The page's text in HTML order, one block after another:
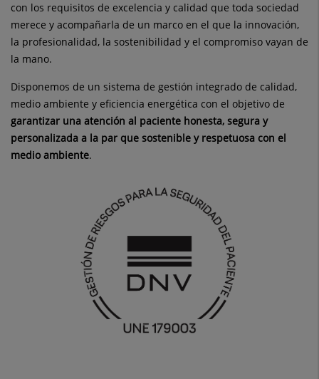
con los requisitos de excelencia y calidad que toda sociedad
merece y acompañarla de un marco en el que la innovación,
la profesionalidad, la sostenibilidad y el compromiso vayan de
la mano.
Disponemos de un sistema de gestión integrado de calidad,
medio ambiente y eficiencia energética con el objetivo de
garantizar una atención al paciente honesta, segura y
personalizada a la par que sostenible y respetuosa con el
medio ambiente.